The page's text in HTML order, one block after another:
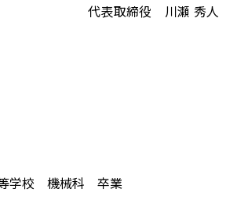
代表取締役 川瀬 秀人
学校 機械科 卒業